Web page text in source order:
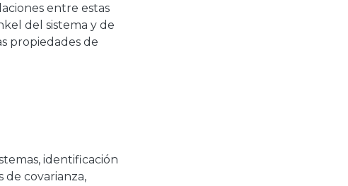
entre estas
del sistema y de
propiedades de
, identificación
de covarianza,